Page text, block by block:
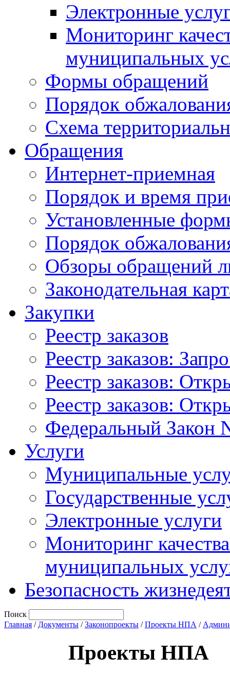
Электронные
Мониторинг
муниципальных
Формы обращений
Порядок
Схема
Обращения
Интернет-приемная
Порядок и время
Установленные
Порядок
Обзоры обращений
Законодательная
Закупки
Реестр заказов
Реестр заказов:
Реестр заказов:
Реестр заказов:
Федеральный Закон
Услуги
Муниципальные
Государственные
Электронные услуги
Мониторинг
муниципальных
Безопасность
Поиск
Главная / Документы /Законопроекты /Проекты НПА /
Проекты НПА